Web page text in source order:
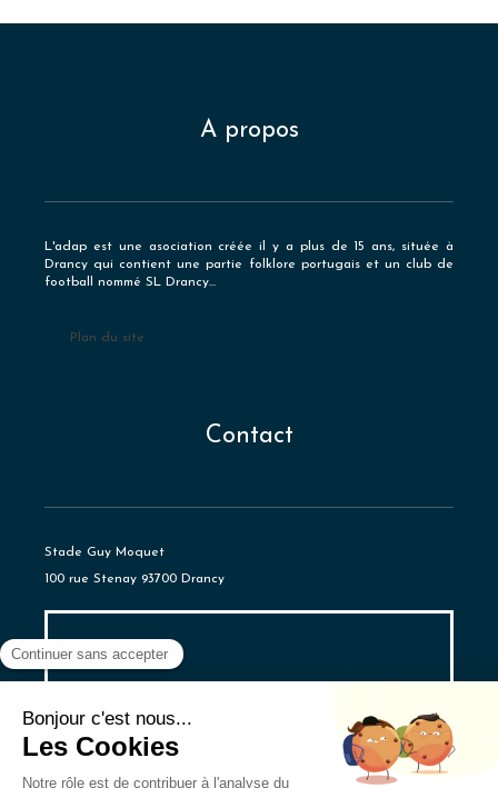
A propos
L'adap est une asociation créée il y a plus de 15 ans, située à
Drancy qui contient une partie folklore portugais et un club de
football nommé SL Drancy...
Plan du site
Contact
Stade Guy Moquet
100 rue Stenay 93700 Drancy